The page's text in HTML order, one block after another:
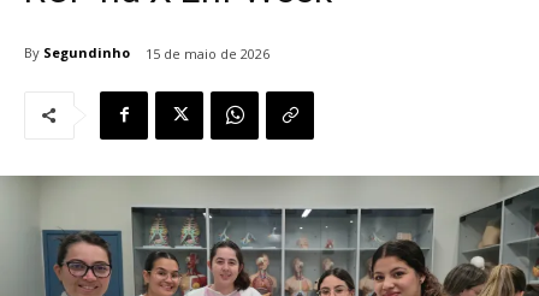
By Segundinho 15 de maio de 2026